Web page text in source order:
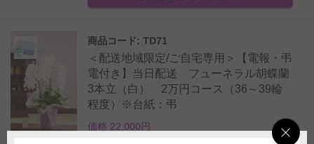
商品コード: TD71
＜配送地域限定/ご自宅専用＞【電報・弔
電付き】当日配送 フューネラル胡蝶蘭
3本立（白） 2万円コース（36～39輪
程度）※台紙：弔
価格 22,000円